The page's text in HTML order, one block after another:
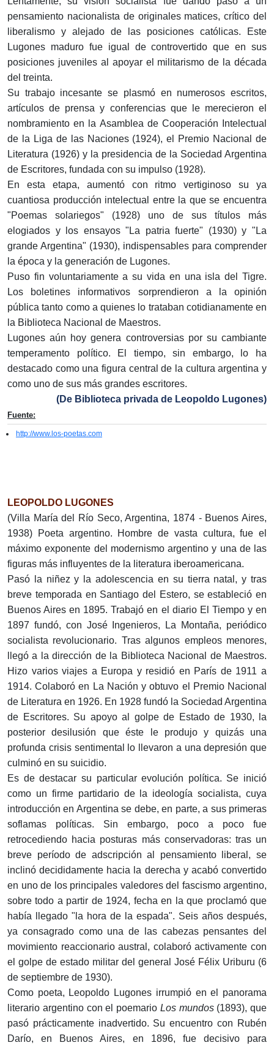
pensamiento nacionalista de originales matices, crítico del
liberalismo y alejado de las posiciones católicas. Este
Lugones maduro fue igual de controvertido que en sus
posiciones juveniles al apoyar el militarismo de la década
del treinta.
Su trabajo incesante se plasmó en numerosos escritos,
artículos de prensa y conferencias que le merecieron el
nombramiento en la Asamblea de Cooperación Intelectual
de la Liga de las Naciones (1924), el Premio Nacional de
Literatura (1926) y la presidencia de la Sociedad Argentina
de Escritores, fundada con su impulso (1928).
En esta etapa, aumentó con ritmo vertiginoso su ya
cuantiosa producción intelectual entre la que se encuentra
"Poemas solariegos" (1928) uno de sus títulos más
elogiados y los ensayos "La patria fuerte" (1930) y "La
grande Argentina" (1930), indispensables para comprender
la época y la generación de Lugones.
Puso fin voluntariamente a su vida en una isla del Tigre.
Los boletines informativos sorprendieron a la opinión
pública tanto como a quienes lo trataban cotidianamente en
la Biblioteca Nacional de Maestros.
Lugones aún hoy genera controversias por su cambiante
temperamento político. El tiempo, sin embargo, lo ha
destacado como una figura central de la cultura argentina y
como uno de sus más grandes escritores.
(De Biblioteca privada de Leopoldo Lugones)
Fuente:
http://www.los-poetas.com
LEOPOLDO LUGONES
(Villa María del Río Seco, Argentina, 1874 - Buenos Aires,
1938) Poeta argentino. Hombre de vasta cultura, fue el
máximo exponente del modernismo argentino y una de las
figuras más influyentes de la literatura iberoamericana.
Pasó la niñez y la adolescencia en su tierra natal, y tras
breve temporada en Santiago del Estero, se estableció en
Buenos Aires en 1895. Trabajó en el diario El Tiempo y en
1897 fundó, con José Ingenieros, La Montaña, periódico
socialista revolucionario. Tras algunos empleos menores,
llegó a la dirección de la Biblioteca Nacional de Maestros.
Hizo varios viajes a Europa y residió en París de 1911 a
1914. Colaboró en La Nación y obtuvo el Premio Nacional
de Literatura en 1926. En 1928 fundó la Sociedad Argentina
de Escritores. Su apoyo al golpe de Estado de 1930, la
posterior desilusión que éste le produjo y quizás una
profunda crisis sentimental lo llevaron a una depresión que
culminó en su suicidio.
Es de destacar su particular evolución política. Se inició
como un firme partidario de la ideología socialista, cuya
introducción en Argentina se debe, en parte, a sus primeras
soflamas políticas. Sin embargo, poco a poco fue
retrocediendo hacia posturas más conservadoras: tras un
breve período de adscripción al pensamiento liberal, se
inclinó decididamente hacia la derecha y acabó convertido
en uno de los principales valedores del fascismo argentino,
sobre todo a partir de 1924, fecha en la que proclamó que
había llegado "la hora de la espada". Seis años después,
ya consagrado como una de las cabezas pensantes del
movimiento reaccionario austral, colaboró activamente con
el golpe de estado militar del general José Félix Uriburu (6
de septiembre de 1930).
Como poeta, Leopoldo Lugones irrumpió en el panorama
literario argentino con el poemario Los mundos(1893), que
pasó prácticamente inadvertido. Su encuentro con Rubén
Darío, en Buenos Aires, en 1896, fue decisivo para